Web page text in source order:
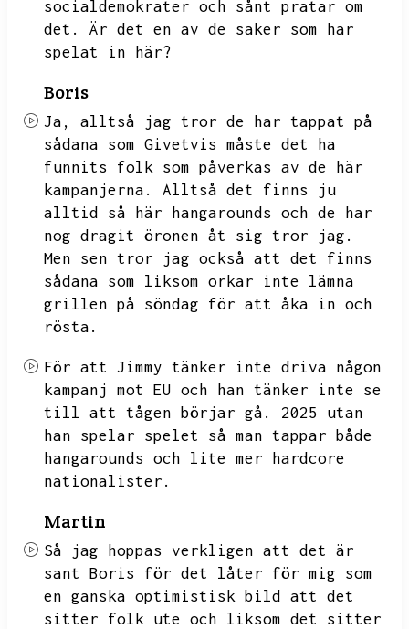
socialdemokrater och sånt pratar om
det.
Är det en av de saker som har
spelat in här?
Boris
Ja,
alltså jag tror de har tappat på
sådana som Givetvis måste det ha
funnits folk som påverkas av de här
kampanjerna.
Alltså det finns ju
alltid så här hangarounds och de har
nog dragit öronen åt sig tror jag.
Men sen tror jag också att det finns
sådana som liksom orkar inte lämna
grillen på söndag för att åka in och
rösta.
För att Jimmy tänker inte driva någon
kampanj mot EU och han tänker inte se
till att tågen börjar gå.
2025 utan
han spelar spelet så man tappar både
hangarounds och lite mer hardcore
nationalister.
Martin
Så jag hoppas verkligen att det är
sant Boris för det låter för mig som
en ganska optimistisk bild att det
sitter folk ute och liksom det sitter